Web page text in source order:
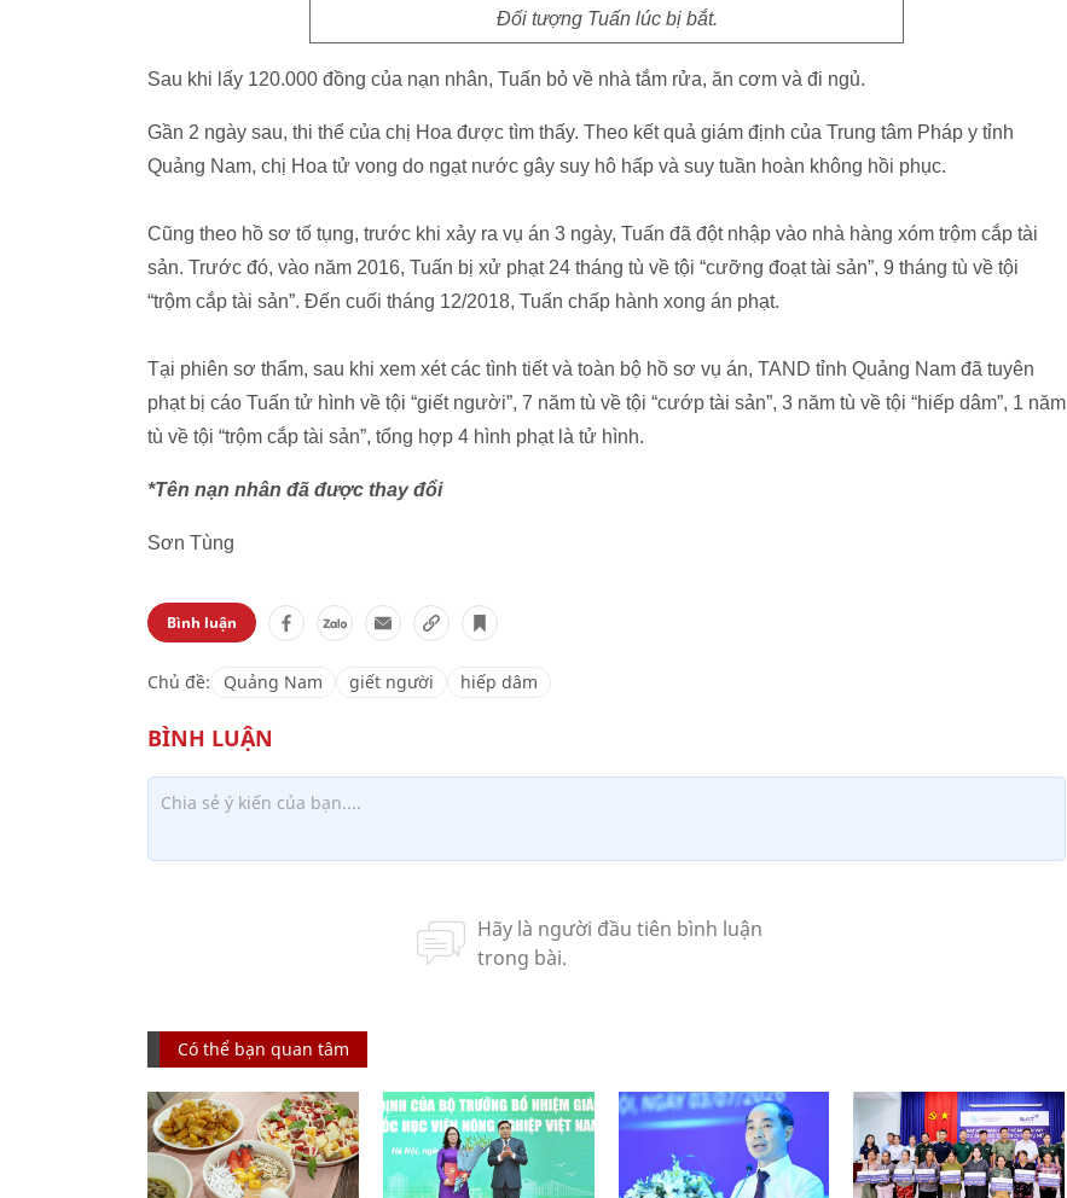
Đối tượng Tuấn lúc bị bắt.
Sau khi lấy 120.000 đồng của nạn nhân, Tuấn bỏ về nhà tắm rửa, ăn cơm và đi ngủ.
Gần 2 ngày sau, thi thể của chị Hoa được tìm thấy. Theo kết quả giám định của Trung tâm Pháp y tỉnh
Quảng Nam, chị Hoa tử vong do ngạt nước gây suy hô hấp và suy tuần hoàn không hồi phục.
Cũng theo hồ sơ tố tụng, trước khi xảy ra vụ án 3 ngày, Tuấn đã đột nhập vào nhà hàng xóm trộm cắp tài
sản. Trước đó, vào năm 2016, Tuấn bị xử phạt 24 tháng tù về tội “cưỡng đoạt tài sản”, 9 tháng tù về tội
“trộm cắp tài sản”. Đến cuối tháng 12/2018, Tuấn chấp hành xong án phạt.
Tại phiên sơ thẩm, sau khi xem xét các tình tiết và toàn bộ hồ sơ vụ án, TAND tỉnh Quảng Nam đã tuyên
phạt bị cáo Tuấn tử hình về tội “giết người”, 7 năm tù về tội “cướp tài sản”, 3 năm tù về tội “hiếp dâm”, 1 năm
tù về tội “trộm cắp tài sản”, tổng hợp 4 hình phạt là tử hình.
*Tên nạn nhân đã được thay đổi
Sơn Tùng
Bình luận
Chủ đề: Quảng Nam giết người hiếp dâm
Có thể bạn quan tâm